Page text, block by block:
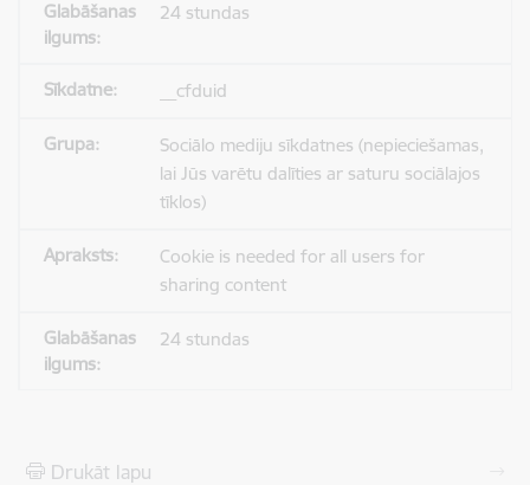
24 stundas
__cfduid
Sociālo mediju sīkdatnes (nepieciešamas,
lai Jūs varētu dalīties ar saturu sociālajos
tīklos)
Cookie is needed for all users for
sharing content
24 stundas
Drukāt lapu